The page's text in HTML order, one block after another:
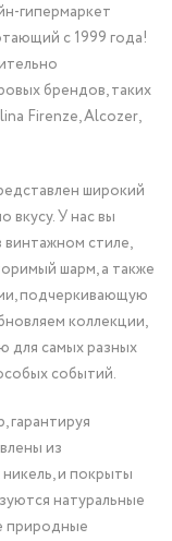
гипермаркет
с 1999 года!
брендов, таких
Firenze, Alcozer,
широкий
вкусу. У нас вы
винтажном стиле,
шарм, а также
подчеркивающую
коллекции,
для самых разных
событий.
гарантируя
из
и покрыты
натуральные
природные